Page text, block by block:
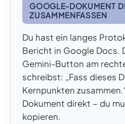
GOOGLE-DOKUMENT
ZUSAMMENFASSEN
Du hast ein langes
Bericht in Google Docs.
Gemini-Button am
schreibst: „Fass dieses
Kernpunkten
Dokument direkt – du
kopieren.